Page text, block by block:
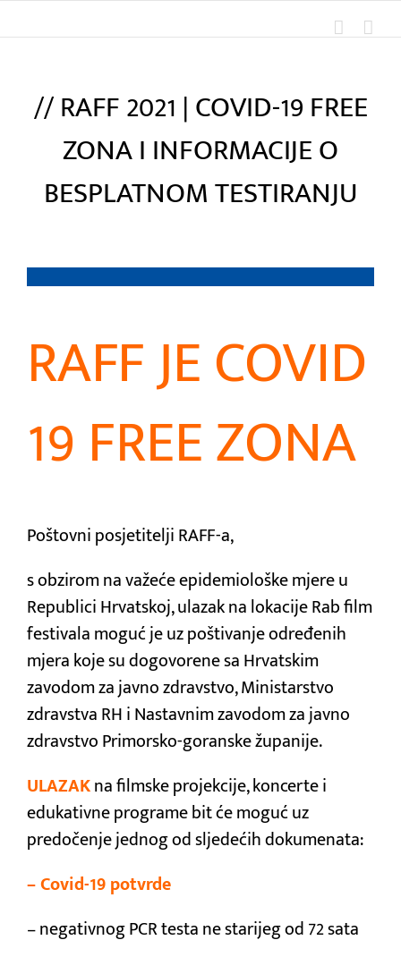
to
// RAFF 2021 | COVID-19 FREE
ZONA I INFORMACIJE O
BESPLATNOM TESTIRANJU
Larger
RAFF JE COVID
19 FREE ZONA
Poštovni posjetitelji RAFF-a,
s obzirom na važeće epidemiološke mjere u
Republici Hrvatskoj, ulazak na lokacije Rab film
festivala moguć je uz poštivanje određenih
mjera koje su dogovorene sa Hrvatskim
zavodom za javno zdravstvo, Ministarstvo
zdravstva RH i Nastavnim zavodom za javno
zdravstvo Primorsko-goranske županije.
ULAZAKna filmske projekcije, koncerte i
edukativne programe bit će moguć uz
predočenje jednog od sljedećih dokumenata:
– Covid-19 potvrde
– negativnog PCR testa ne starijeg od 72 sata